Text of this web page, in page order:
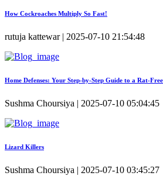
How Cockroaches Multiply So Fast!
rutuja kattewar | 2025-07-10 21:54:48
Home Defenses: Your Step-by-Step Guide to a Rat-
Sushma Choursiya | 2025-07-10 05:04:45
Lizard Killers
Sushma Choursiya | 2025-07-10 03:45:27